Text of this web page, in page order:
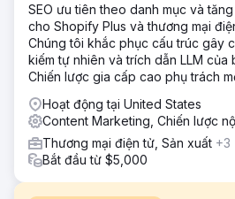
SEO ưu tiên theo danh mục và
cho Shopify Plus và thương mại
Chúng tôi khắc phục cấu trúc gây
kiếm tự nhiên và trích dẫn LLM của
Chiến lược gia cấp cao phụ trách
Hoạt động tại United States
Content Marketing, Chiến lược
Thương mại điện tử, Sản xuất +3
Bắt đầu từ $5,000